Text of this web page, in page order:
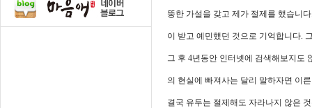
뚱한 가설을 갖고 제가 절제를 했습니
이 받고 예민했던 것으로 기억합니다.
그 후 4년동안 인터넷에 검색해보지도
의 현실에 빠져사는 달리 말하자면 이
결국 유두는 절제해도 자라나지 않은